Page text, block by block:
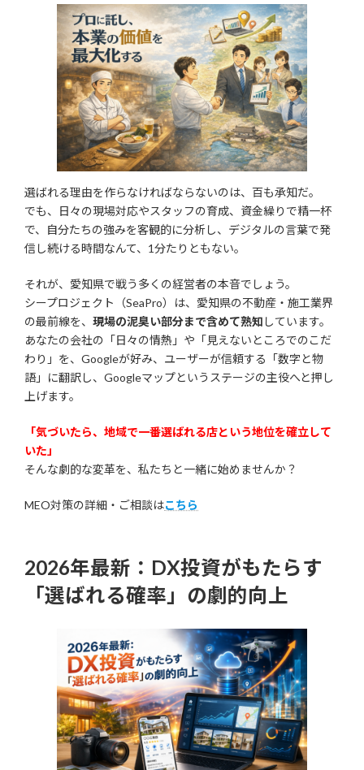
選ばれる理由を作らなければならないのは、百も承知だ。
でも、日々の現場対応やスタッフの育成、資金繰りで精一杯
で、自分たちの強みを客観的に分析し、デジタルの言葉で発
信し続ける時間なんて、1分たりともない。
それが、愛知県で戦う多くの経営者の本音でしょう。
シープロジェクト（SeaPro）は、愛知県の不動産・施工業界
の最前線を、 現場の泥臭い部分まで含めて熟知 しています。
あなたの会社の「日々の情熱」や「見えないところでのこだ
わり」を、Googleが好み、ユーザーが信頼する「数字と物
語」に翻訳し、Googleマップというステージの主役へと押し
上げます。
「気づいたら、地域で一番選ばれる店という地位を確立して
いた」
そんな劇的な変革を、私たちと一緒に始めませんか？
MEO対策の詳細・ご相談はこちら
2026年最新：DX投資がもたらす
「選ばれる確率」の劇的向上